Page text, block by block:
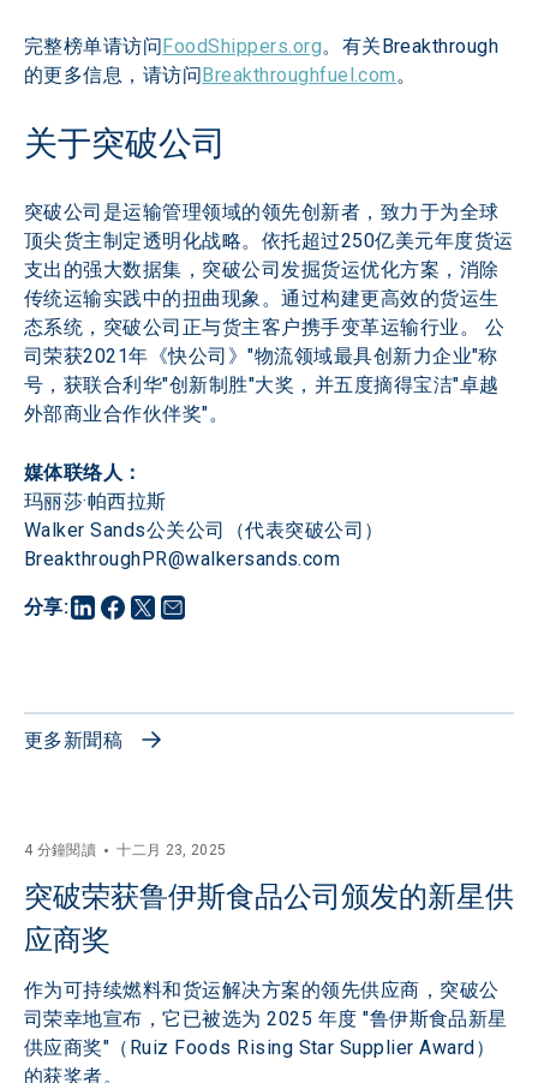
分享:
完整榜单请访问FoodShippers.org。有关Breakthrough
的更多信息，请访问Breakthroughfuel.com。
关于突破公司
突破公司是运输管理领域的领先创新者，致力于为全球
顶尖货主制定透明化战略。依托超过250亿美元年度货运
支出的强大数据集，突破公司发掘货运优化方案，消除
传统运输实践中的扭曲现象。通过构建更高效的货运生
态系统，突破公司正与货主客户携手变革运输行业。 公
司荣获2021年《快公司》"物流领域最具创新力企业"称
号，获联合利华"创新制胜"大奖，并五度摘得宝洁"卓越
外部商业合作伙伴奖"。
媒体联络人：
玛丽莎·帕西拉斯
Walker Sands公关公司（代表突破公司）
BreakthroughPR@walkersands.com
更多新聞稿
4 分鐘閱讀 十二月 23, 2025
突破荣获鲁伊斯食品公司颁发的新星供
应商奖
作为可持续燃料和货运解决方案的领先供应商，突破公
司荣幸地宣布，它已被选为 2025 年度 "鲁伊斯食品新星
供应商奖"（Ruiz Foods Rising Star Supplier Award）
的获奖者。